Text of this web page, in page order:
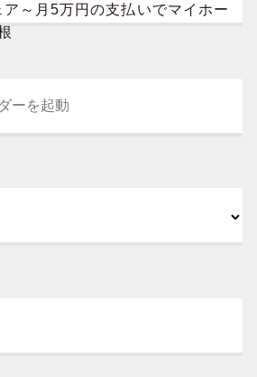
～月5万円の支払いでマイホー